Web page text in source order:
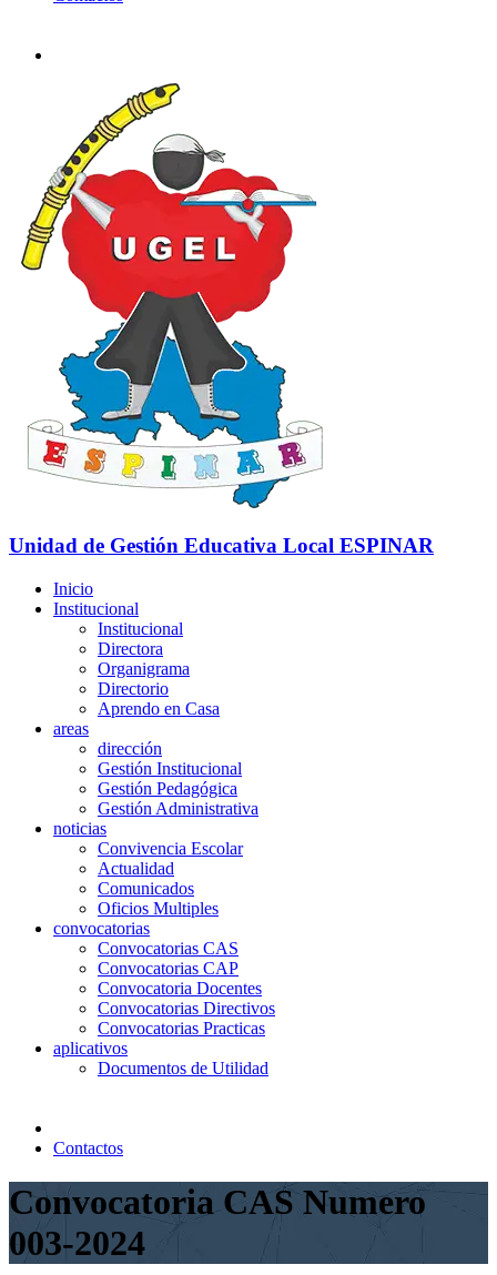
Unidad de Gestión Educativa Local ESPINAR
Inicio
Institucional
Institucional
Directora
Organigrama
Directorio
Aprendo en Casa
areas
dirección
Gestión Institucional
Gestión Pedagógica
Gestión Administrativa
noticias
Convivencia Escolar
Actualidad
Comunicados
Oficios Multiples
convocatorias
Convocatorias CAS
Convocatorias CAP
Convocatoria Docentes
Convocatorias Directivos
Convocatorias Practicas
aplicativos
Documentos de Utilidad
Contactos
Convocatoria CAS Numero
003-2024